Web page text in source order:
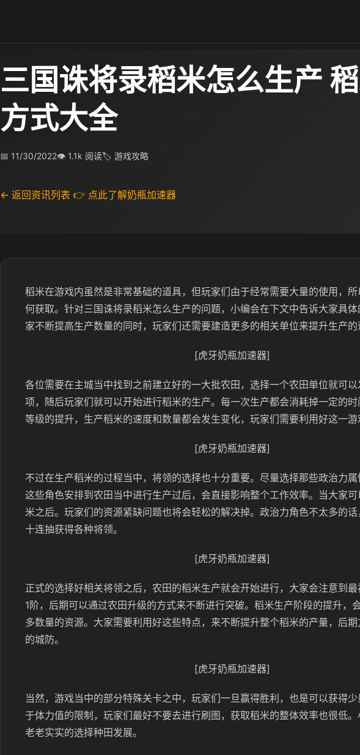
三国诛将录稻米怎么生产
方式大全
📅 11/30/2022👁 1.1k 阅读🏷 游戏攻略
← 返回资讯列表 👉 点此了解奶瓶加速器
稻米在游戏内虽然是非常基础的道具，但玩家们由于经常需要大量的使用，
何获取。针对三国诛将录稻米怎么生产的问题，小编会在下文中告诉大家具
家不断提高生产数量的同时，玩家们还需要建造更多的相关单位来提升生产的
[虎牙奶瓶加速器]
各位需要在主城当中找到之前建立好的一大批农田，选择一个农田单位就可
项，随后玩家们就可以开始进行稻米的生产。每一次生产都会消耗掉一定的
等级的提升，生产稻米的速度和数量都会发生变化，玩家们需要利用好这一游
[虎牙奶瓶加速器]
不过在生产稻米的过程当中，将领的选择也十分重要。尽量选择那些政治力属
这些角色安排到农田当中进行生产过后，会直接影响整个工作效率。当大家
米之后。玩家们的资源紧缺问题也将会轻松的解决掉。政治力角色不太多的
十连抽获得各种将领。
[虎牙奶瓶加速器]
正式的选择好相关将领之后，农田的稻米生产就会开始进行，大家会注意到
1阶，后期可以通过农田升级的方式来不断进行突破。稻米生产阶段的提升，
多数量的资源。大家需要利用好这些特点，来不断提升整个稻米的产量，后
的城防。
[虎牙奶瓶加速器]
当然，游戏当中的部分特殊关卡之中，玩家们一旦赢得胜利，也是可以获得
于体力值的限制，玩家们最好不要去进行刷图，获取稻米的整体效率也很低
老老实实的选择种田发展。